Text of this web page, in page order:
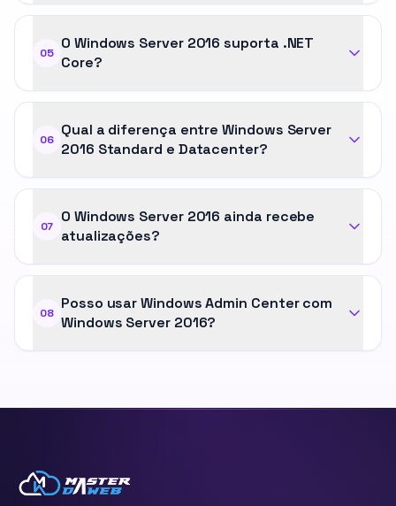
05
O Windows Server 2016 suporta .NET
Core?
06
Qual a diferença entre Windows Server
2016 Standard e Datacenter?
07
O Windows Server 2016 ainda recebe
atualizações?
08
Posso usar Windows Admin Center com
Windows Server 2016?